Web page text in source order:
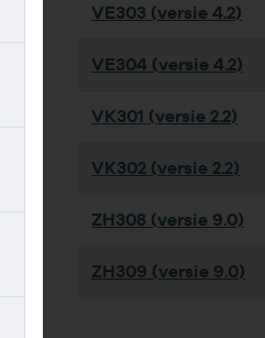
VE303 (versie 4.2)
VE304 (versie 4.2)
VK301 (versie 2.2)
VK302 (versie 2.2)
ZH308 (versie 9.0)
ZH309 (versie 9.0)